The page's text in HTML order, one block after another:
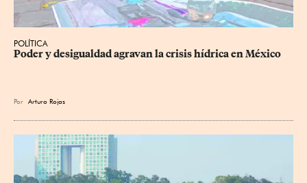
POLÍTICA
Poder y desigualdad agravan la crisis hídrica en México
Por Arturo Rojas